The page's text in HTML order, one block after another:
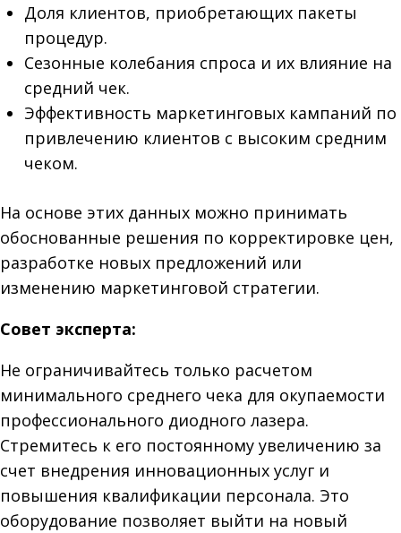
Доля клиентов, приобретающих пакеты
процедур.
Сезонные колебания спроса и их влияние на
средний чек.
Эффективность маркетинговых кампаний по
привлечению клиентов с высоким средним
чеком.
На основе этих данных можно принимать
обоснованные решения по корректировке цен,
разработке новых предложений или
изменению маркетинговой стратегии.
Совет эксперта:
Не ограничивайтесь только расчетом
минимального среднего чека для окупаемости
профессионального диодного лазера.
Стремитесь к его постоянному увеличению за
счет внедрения инновационных услуг и
повышения квалификации персонала. Это
оборудование позволяет выйти на новый